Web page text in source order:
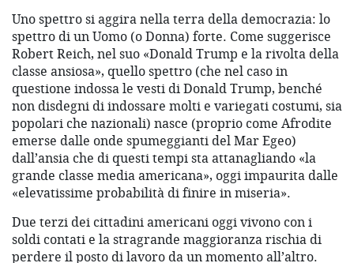
Uno spettro si aggira nella terra della democrazia: lo
spettro di un Uomo (o Donna) forte. Come suggerisce
Robert Reich, nel suo «Donald Trump e la rivolta della
classe ansiosa», quello spettro (che nel caso in
questione indossa le vesti di Donald Trump, benché
non disdegni di indossare molti e variegati costumi, sia
popolari che nazionali) nasce (proprio come Afrodite
emerse dalle onde spumeggianti del Mar Egeo)
dall’ansia che di questi tempi sta attanagliando «la
grande classe media americana», oggi impaurita dalle
«elevatissime probabilità di finire in miseria».
Due terzi dei cittadini americani oggi vivono con i
soldi contati e la stragrande maggioranza rischia di
perdere il posto di lavoro da un momento all’altro.